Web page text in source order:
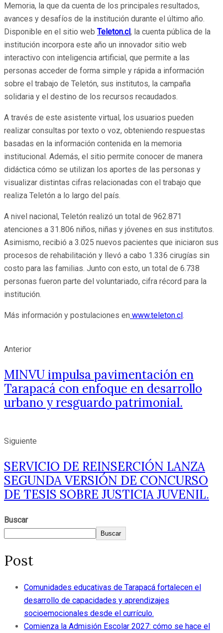
Memoria, la que da cuenta de los principales resultados,
avances y desafíos de la institución durante el último año.
Disponible en el sitio web Teleton.cl, la cuenta pública de la
institución incorpora este año un innovador sitio web
interactivo con inteligencia artificial, que permite a las
personas acceder de forma simple y rápida a información
sobre el trabajo de Teletón, sus institutos, la campaña
solidaria y el destino de los recursos recaudados.
A través de este asistente virtual, los usuarios pueden
realizar consultas por texto o voz, obteniendo respuestas
basadas en la información contenida en la memoria
institucional. Además, el sitio permite conocer de manera
didáctica cómo se utilizan los aportes de las personas y
visualizar distintas cifras relacionadas con el trabajo que
realiza Teletón a lo largo del país.
A nivel nacional, Teletón realizó un total de 962.871
atenciones a 31.806 niños, niñas y jóvenes en sus institutos.
Asimismo, recibió a 3.025 nuevos pacientes que iniciaron sus
procesos de rehabilitación y llevó a cabo 1.336 cirugías sin
costo para las familias. Junto con esto, un total de 6.738
personas fueron parte del voluntariado, cifra récord para la
institución.
Más información y postulaciones en www.teleton.cl.
Anterior
MINVU impulsa pavimentación en
Tarapacá con enfoque en desarrollo
urbano y resguardo patrimonial.
Siguiente
SERVICIO DE REINSERCIÓN LANZA
SEGUNDA VERSIÓN DE CONCURSO
DE TESIS SOBRE JUSTICIA JUVENIL.
Buscar
Buscar
Post
Comunidades educativas de Tarapacá fortalecen el
desarrollo de capacidades y aprendizajes
socioemocionales desde el currículo.
Comienza la Admisión Escolar 2027: cómo se hace el